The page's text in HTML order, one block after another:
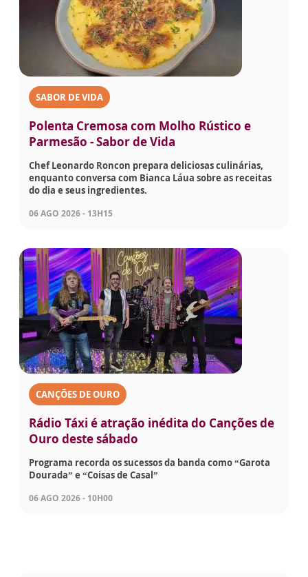
SABOR DE VIDA
Polenta Cremosa com Molho Rústico e
Parmesão - Sabor de Vida
Chef Leonardo Roncon prepara deliciosas culinárias,
enquanto conversa com Bianca Láua sobre as receitas
do dia e seus ingredientes.
06 AGO 2026 - 13H15
CANÇÕES DE OURO
Rádio Táxi é atração inédita do Canções de
Ouro deste sábado
Programa recorda os sucessos da banda como “Garota
Dourada” e “Coisas de Casal”
06 AGO 2026 - 10H00